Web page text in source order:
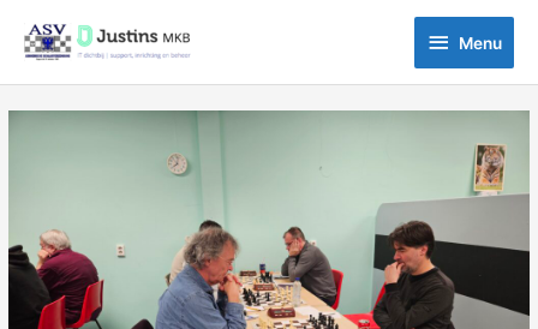
naar
inhoud
Menu
Menu